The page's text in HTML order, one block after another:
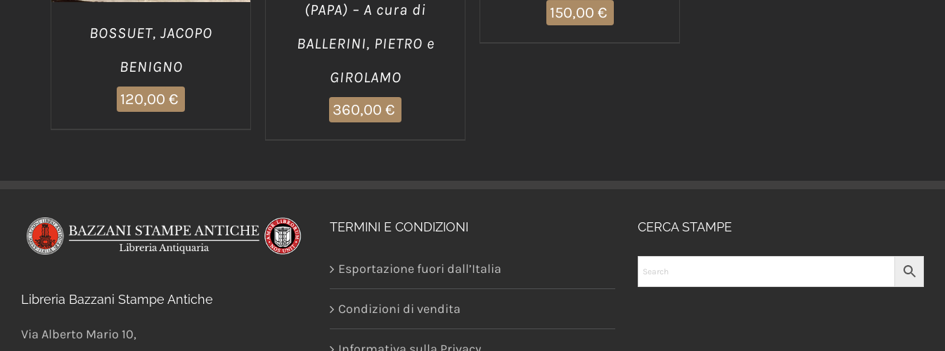
BOSSUET, JACOPO
BENIGNO
120,00 €
(PAPA) – A cura di
BALLERINI, PIETRO e
GIROLAMO
360,00 €
150,00 €
Libreria Bazzani Stampe Antiche
Via Alberto Mario 10,
TERMINI E CONDIZIONI
Esportazione fuori dall’Italia
Condizioni di vendita
CERCA STAMPE